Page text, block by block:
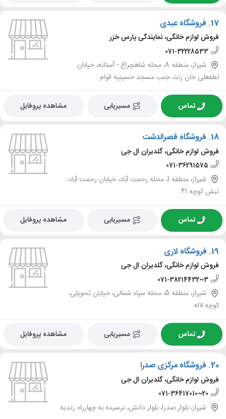
17. فروشگاه عبدی
فروش لوازم خانگی، نمایندگی پارس خزر
071-32228533
شیراز، منطقه 8، محله شاهچراغ - آستانه، خیابان
لطفعلی خان زند، جنب مسجد حسینیه قوام
تماس مسیریابی مشاهده پروفایل
18. فروشگاه قصرالدشت
فروش لوازم خانگی، گلدیران ال جی
071-36291575
شیراز، منطقه 1، محله رحمت آباد، خیابان رحمت آباد،
نبش کوچه 41
تماس مسیریابی مشاهده پروفایل
19. فروشگاه لاری
فروش لوازم خانگی، گلدیران ال جی
071-38214432~3
شیراز، منطقه 5، محله سپاه شمالی، خیابان تحویلی،
کوچه لاله
تماس مسیریابی مشاهده پروفایل
20. فروشگاه مرکزی صدرا
فروش لوازم خانگی، گلدیران ال جی
071-36417010~20
شیراز، بلوار صدرا، بلوار دانش، نرسیده به چهارراه زندیه